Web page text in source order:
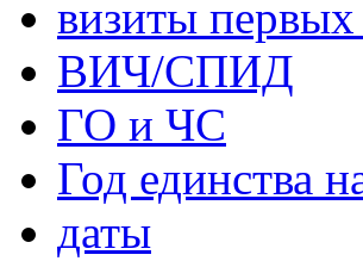
визиты
ВИЧ/СПИД
ГО и ЧС
Год единства
даты